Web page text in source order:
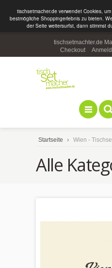
tischsetmacher.de verwendet Cookies,
bestmögliche Shoppingerlebnis zu bieten.
der Seite weitersurfst, dann stimmst
tischsetmachter.de
Checkout
Startseite Wien -
Alle